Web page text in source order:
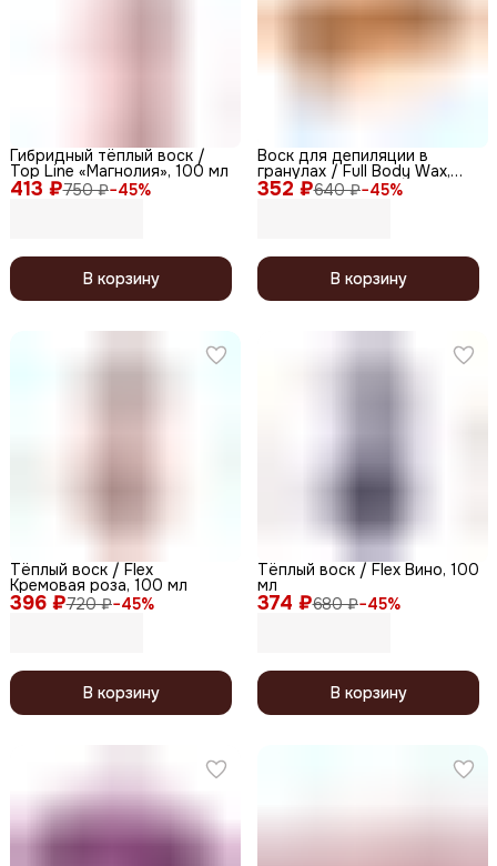
413 ₽750 ₽−45%
Гибридный тёплый воск /
Top Line «Магнолия», 100 мл
В корзину
352 ₽640 ₽−45%
Воск для депиляции в
гранулах / Full Body Wax,
100 г
В корзину
396 ₽720 ₽−45%
Тёплый воск / Flex
Кремовая роза, 100 мл
В корзину
374 ₽680 ₽−45%
Тёплый воск / Flex Вино, 100
мл
В корзину